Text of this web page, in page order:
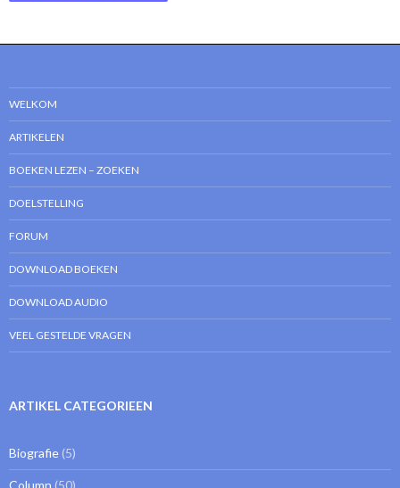
WELKOM
ARTIKELEN
BOEKEN LEZEN – ZOEKEN
DOELSTELLING
FORUM
DOWNLOAD BOEKEN
DOWNLOAD AUDIO
VEEL GESTELDE VRAGEN
ARTIKEL CATEGORIEEN
Biografie (5)